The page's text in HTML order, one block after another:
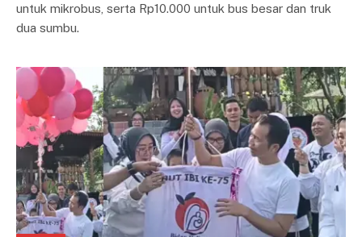
untuk mikrobus, serta Rp10.000 untuk bus besar dan truk
dua sumbu.